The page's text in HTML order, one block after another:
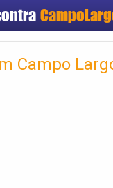
Cadastrar
Criar conta
Campo